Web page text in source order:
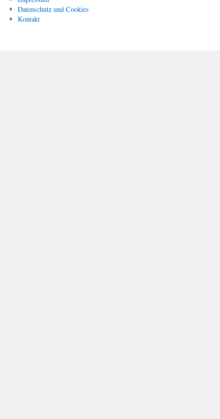
Datenschutz und Cookies
Kontakt